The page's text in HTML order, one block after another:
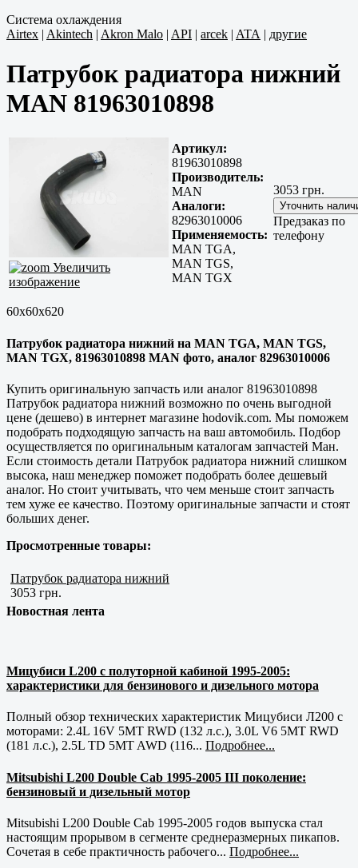
Система охлаждения
Airtex | Akintech | Akron Malo | API | arcek | ATA | другие
Патрубок радиатора нижний
MAN 81963010898
Увеличить
изображение
Артикул:
81963010898
Производитель:
MAN
Аналоги:
82963010006
Применяемость:
MAN TGA,
MAN TGS,
MAN TGX
3053 грн.
Предзаказ по
телефону
60x60x620
Патрубок радиатора нижний на MAN TGA, MAN TGS,
MAN TGX, 81963010898 MAN фото, аналог 82963010006
Купить оригинальную запчасть или аналог 81963010898
Патрубок радиатора нижний возможно по очень выгодной
цене (дешево) в интернет магазине hodovik.com. Мы поможем
подобрать подходящую запчасть на ваш автомобиль. Подбор
осуществляется по оригинальным каталогам запчастей Ман.
Если стоимость детали Патрубок радиатора нижний слишком
высока, наш менеджер поможет подобрать более дешевый
аналог. Но стоит учитывать, что чем меньше стоит запчасть
тем хуже ее качество. Поэтому оригинальные запчасти и стоят
больших денег.
Просмотренные товары:
Патрубок радиатора нижний
3053 грн.
Новостная лента
Мицубиси L200 с полуторной кабиной 1995-2005:
характеристики для бензинового и дизельного мотора
Полный обзор технических характеристик Мицубиси Л200 с
моторами: 2.4L 16V 5MT RWD (132 л.с.), 3.0L V6 5MT RWD
(181 л.с.), 2.5L TD 5MT AWD (116... Подробнее...
Mitsubishi L200 Double Cab 1995-2005 III поколение:
бензиновый и дизельный мотор
Mitsubishi L200 Double Cab 1995-2005 годов выпуска стал
настоящим прорывом в сегменте среднеразмерных пикапов.
Сочетая в себе практичность рабочего... Подробнее...